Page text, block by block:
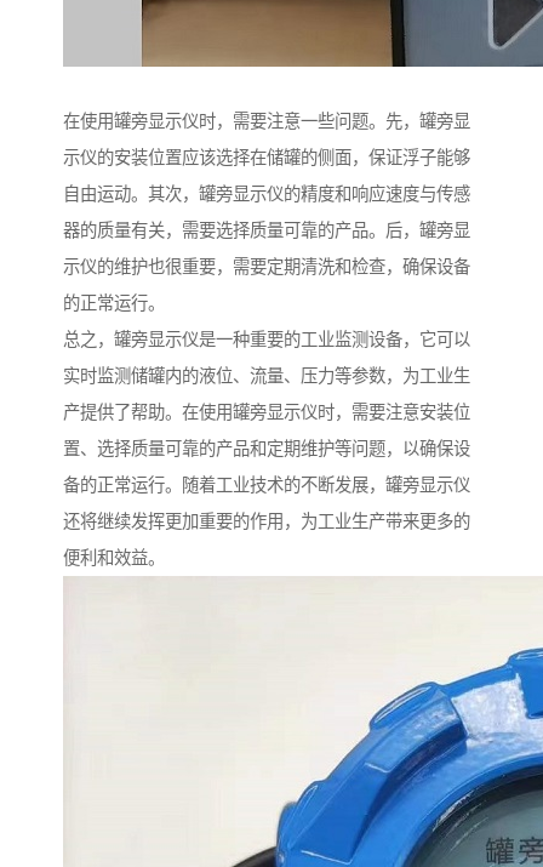
在使用罐旁显示仪时，需要注意一些问题。先，罐旁显
示仪的安装位置应该选择在储罐的侧面，保证浮子能够
自由运动。其次，罐旁显示仪的精度和响应速度与传感
器的质量有关，需要选择质量可靠的产品。后，罐旁显
示仪的维护也很重要，需要定期清洗和检查，确保设备
的正常运行。
总之，罐旁显示仪是一种重要的工业监测设备，它可以
实时监测储罐内的液位、流量、压力等参数，为工业生
产提供了帮助。在使用罐旁显示仪时，需要注意安装位
置、选择质量可靠的产品和定期维护等问题，以确保设
备的正常运行。随着工业技术的不断发展，罐旁显示仪
还将继续发挥更加重要的作用，为工业生产带来更多的
便利和效益。